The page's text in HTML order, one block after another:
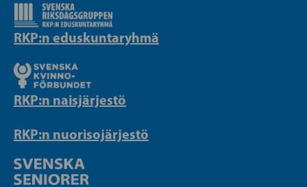
RKP:n eduskuntaryhmä
RKP:n naisjärjestö
RKP:n nuorisojärjestö